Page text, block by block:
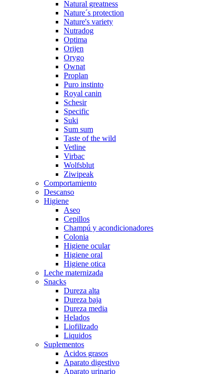
Natural greatness
Nature´s protection
Nature's variety
Nutradog
Optima
Orijen
Orygo
Ownat
Proplan
Puro instinto
Royal canin
Schesir
Specific
Suki
Sum sum
Taste of the wild
Vetline
Virbac
Wolfsblut
Ziwipeak
Comportamiento
Descanso
Higiene
Aseo
Cepillos
Champú y acondicionadores
Colonia
Higiene ocular
Higiene oral
Higiene otica
Leche maternizada
Snacks
Dureza alta
Dureza baja
Dureza media
Helados
Liofilizado
Liquidos
Suplementos
Acidos grasos
Aparato digestivo
Aparato urinario